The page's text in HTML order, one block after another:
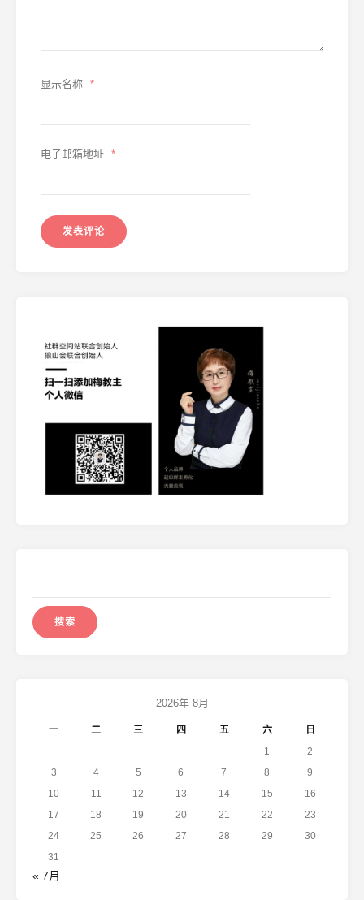
显示名称 *
电子邮箱地址 *
2026年 8月
一 二 三 四 五 六
日
1
2
3
4 5 6 7 8
9
10
11 12 13 14 15
16
17
18 19 20 21 22
23
24
25 26 27 28 29
30
31
« 7月